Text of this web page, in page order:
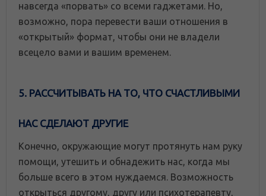
навсегда «порвать» со всеми гаджетами. Но,
возможно, пора перевести ваши отношения в
«открытый» формат, чтобы они не владели
всецело вами и вашим временем.
5. РАССЧИТЫВАТЬ НА ТО, ЧТО СЧАСТЛИВЫМИ
НАС СДЕЛАЮТ ДРУГИЕ
Конечно, окружающие могут протянуть нам руку
помощи, утешить и обнадежить нас, когда мы
больше всего в этом нуждаемся. Возможность
открыться другому, другу или психотерапевту,